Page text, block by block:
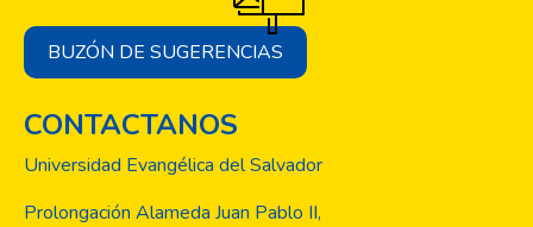
BUZÓN DE SUGERENCIAS
CONTACTANOS
Universidad Evangélica del Salvador
Prolongación Alameda Juan Pablo II,